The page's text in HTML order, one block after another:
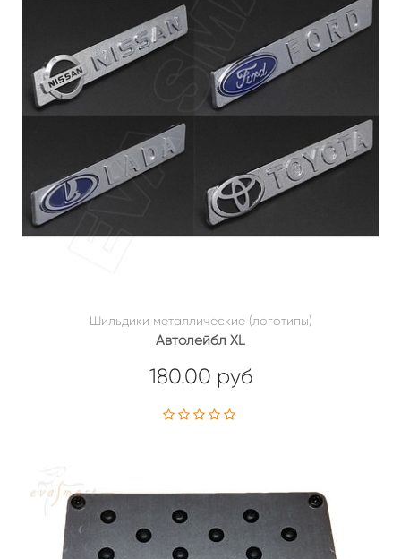
Шильдики металлические (логотипы)
Автолейбл XL
180.00 руб